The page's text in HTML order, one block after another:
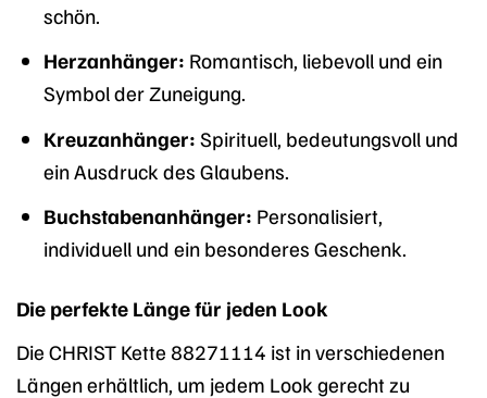
schön.
Herzanhänger: Romantisch, liebevoll und ein
Symbol der Zuneigung.
Kreuzanhänger: Spirituell, bedeutungsvoll und
ein Ausdruck des Glaubens.
Buchstabenanhänger: Personalisiert,
individuell und ein besonderes Geschenk.
Die perfekte Länge für jeden Look
Die CHRIST Kette 88271114 ist in verschiedenen
Längen erhältlich, um jedem Look gerecht zu